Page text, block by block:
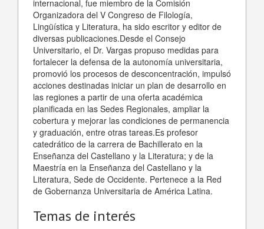
internacional, fue miembro de la Comisión
Organizadora del V Congreso de Filología,
Lingüística y Literatura, ha sido escritor y editor de
diversas publicaciones.Desde el Consejo
Universitario, el Dr. Vargas propuso medidas para
fortalecer la defensa de la autonomía universitaria,
promovió los procesos de desconcentración, impulsó
acciones destinadas iniciar un plan de desarrollo en
las regiones a partir de una oferta académica
planificada en las Sedes Regionales, ampliar la
cobertura y mejorar las condiciones de permanencia
y graduación, entre otras tareas.Es profesor
catedrático de la carrera de Bachillerato en la
Enseñanza del Castellano y la Literatura; y de la
Maestría en la Enseñanza del Castellano y la
Literatura, Sede de Occidente. Pertenece a la Red
de Gobernanza Universitaria de América Latina.
Temas de interés